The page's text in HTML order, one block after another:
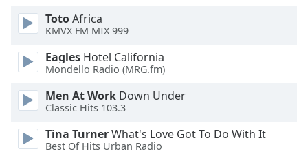
Background
Color
Opacity
Caption
Area
Background
TotoAfrica
KMVX FM MIX 999
Eagles Hotel California
Mondello Radio (MRG.fm)
Men At Work Down Under
Classic Hits 103.3
Tina TurnerWhat's Love Got To Do With It
Best Of Hits Urban Radio